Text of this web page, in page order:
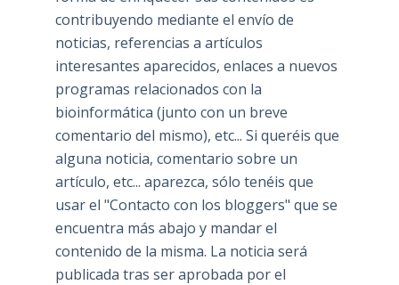
contribuyendo mediante el envío de
noticias, referencias a artículos
interesantes aparecidos, enlaces a nuevos
programas relacionados con la
bioinformática (junto con un breve
comentario del mismo), etc... Si queréis que
alguna noticia, comentario sobre un
artículo, etc... aparezca, sólo tenéis que
usar el "Contacto con los bloggers" que se
encuentra más abajo y mandar el
contenido de la misma. La noticia será
publicada tras ser aprobada por el